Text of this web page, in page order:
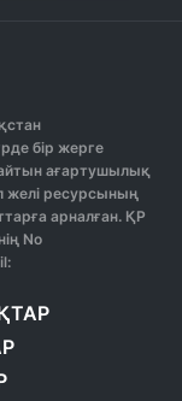
бір жерге
ағартушылық
желі ресурсының
арналған. ҚР
No